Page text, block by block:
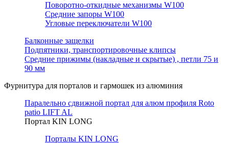
Поворотно-откидные механизмы W100
Средние запоры W100
Угловые переключатели W100
Балконные защелки
Подпятники, транспортировочные клипсы
Средние прижимы (накладные и скрытые) , петли 75 и
90 мм
Фурнитура для порталов и гармошек из алюминия
Паралельно сдвижной портал для алюм профиля Roto
patio LIFT AL
Портал KIN LONG
Порталы KIN LONG